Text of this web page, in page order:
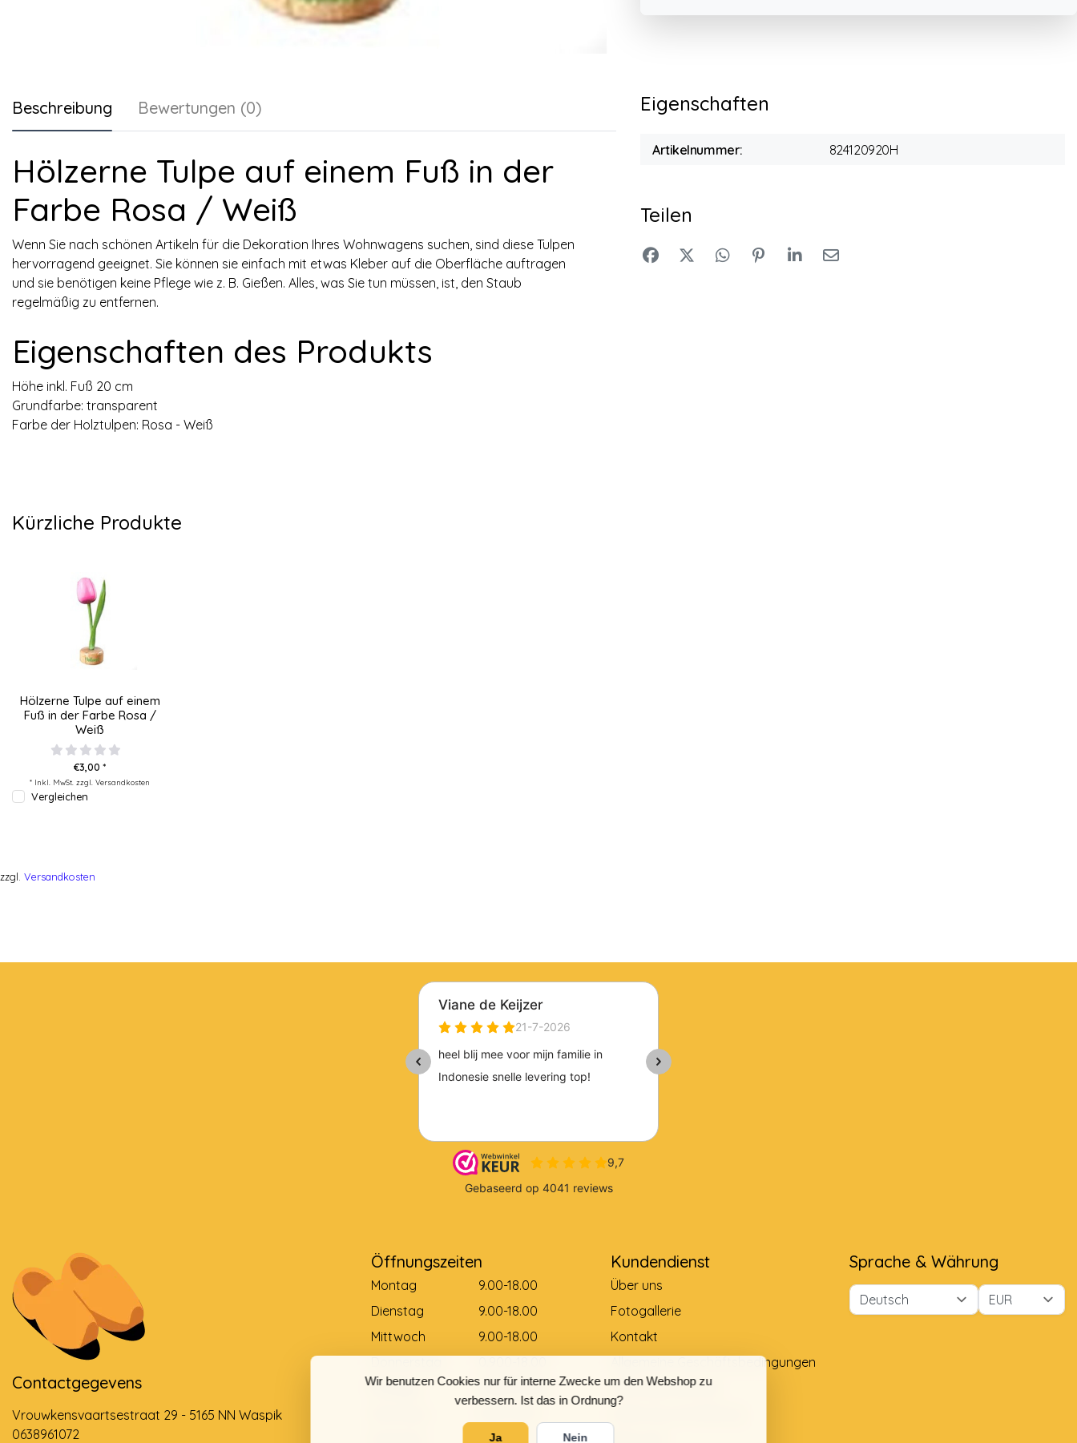
Wir benutzen Cookies nur für interne Zwecke um den Webshop zu
verbessern. Ist das in Ordnung?
Ja Nein
Beschreibung Bewertungen (0)
Hölzerne Tulpe auf einem Fuß in der
Farbe Rosa / Weiß
Wenn Sie nach schönen Artikeln für die Dekoration Ihres Wohnwagens suchen, sind diese Tulpen
hervorragend geeignet. Sie können sie einfach mit etwas Kleber auf die Oberfläche auftragen
und sie benötigen keine Pflege wie z. B. Gießen. Alles, was Sie tun müssen, ist, den Staub
regelmäßig zu entfernen.
Eigenschaften des Produkts
Höhe inkl. Fuß 20 cm
Grundfarbe: transparent
Farbe der Holztulpen: Rosa - Weiß
Eigenschaften
Artikelnummer: 824120920H
Teilen
Kürzliche Produkte
Hölzerne Tulpe auf einem
Fuß in der Farbe Rosa /
Weiß
€3,00 *
* Inkl. MwSt. zzgl. Versandkosten
Vergleichen
zzgl. Versandkosten
Contactgegevens
Vrouwkensvaartsestraat 29 - 5165 NN Waspik
0638961072
Öffnungszeiten
Montag
9.00-18.00
Dienstag
9.00-18.00
Mittwoch
9.00-18.00
Freitag
0.900-18.00
Gesloten
Kundendienst
Über uns
Fotogallerie
Kontakt
Allgemeine Geschäftsbedingungen
Zahlungsmethode
Sprache & Währung